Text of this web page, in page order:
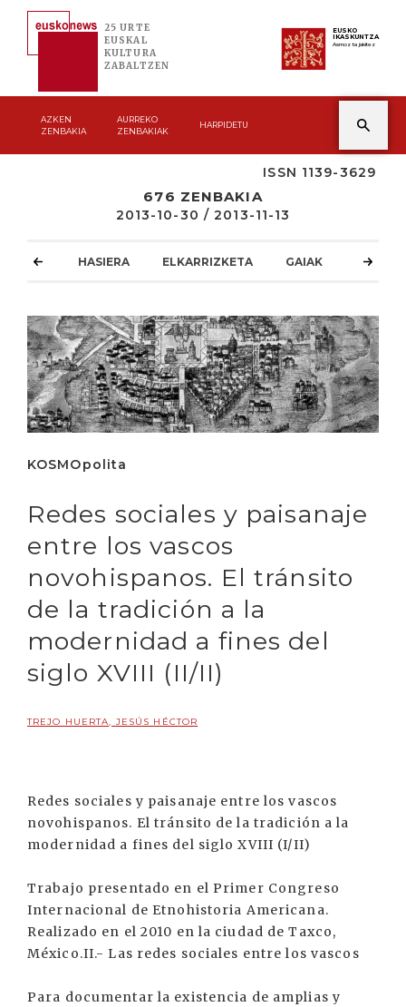
25 URTE
EUSKAL
KULTURA
ZABALTZEN
EUSKO
IKASKUNTZA
Asmoz ta jakitez
AZKEN
ZENBAKIA
AURREKO
ZENBAKIAK
HARPIDETU
ISSN 1139-3629
676 ZENBAKIA
2013-10-30 / 2013-11-13
HASIERA ELKARRIZKETA GAIAK
KOSMOpolita
Redes sociales y paisanaje
entre los vascos
novohispanos. El tránsito
de la tradición a la
modernidad a fines del
siglo XVIII (II/II)
TREJO HUERTA, JESÚS HÉCTOR
Redes sociales y paisanaje entre los vascos
novohispanos. El tránsito de la tradición a la
modernidad a fines del siglo XVIII (I/II)
Trabajo presentado en el Primer Congreso
Internacional de Etnohistoria Americana.
Realizado en el 2010 en la ciudad de Taxco,
México.II.- Las redes sociales entre los vascos
Para documentar la existencia de amplias y